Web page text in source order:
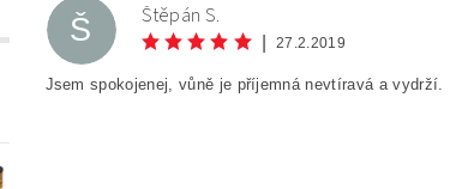
Š Štěpán S.
27.2.2019
Jsem spokojenej, vůně je příjemná nevtíravá a vydrží.